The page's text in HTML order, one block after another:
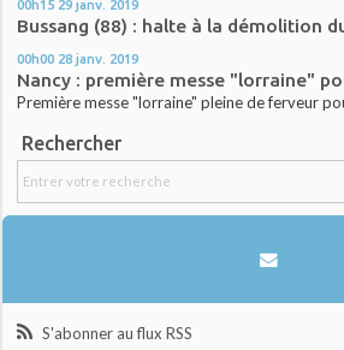
00h15 29 janv. 2019
Bussang (88) : halte à la démolition
00h00 28 janv. 2019
Nancy : première messe "lorraine"
Première messe "lorraine" pleine de ferveur
Rechercher
S'abonner au flux RSS